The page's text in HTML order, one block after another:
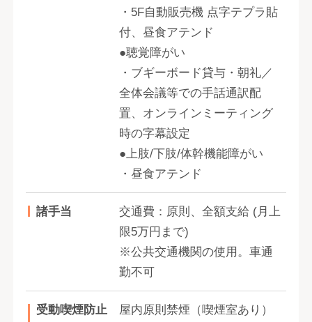
・5F自動販売機 点字テプラ貼
付、昼食アテンド
●聴覚障がい
・ブギーボード貸与・朝礼／
全体会議等での手話通訳配
置、オンラインミーティング
時の字幕設定
●上肢/下肢/体幹機能障がい
・昼食アテンド
諸手当
交通費：原則、全額支給 (月上
限5万円まで)
※公共交通機関の使用。車通
勤不可
受動喫煙防止
屋内原則禁煙（喫煙室あり）